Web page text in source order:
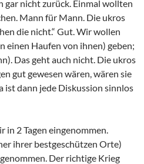
gar nicht zurück. Einmal wollten
Mann für Mann. Die ukros
die nicht.“ Gut. Wir wollen
einen Haufen von ihnen) geben;
Das geht auch nicht. Die ukros
gut gewesen wären, wären sie
ist dann jede Diskussion sinnlos
in 2 Tagen eingenommen.
ihrer bestgeschützen Orte)
Der richtige Krieg